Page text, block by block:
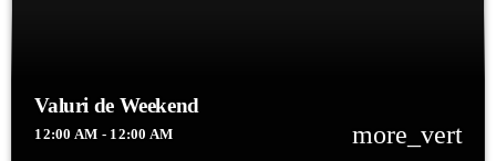
Valuri de Weekend
12:00 AM - 12:00 AM more_vert